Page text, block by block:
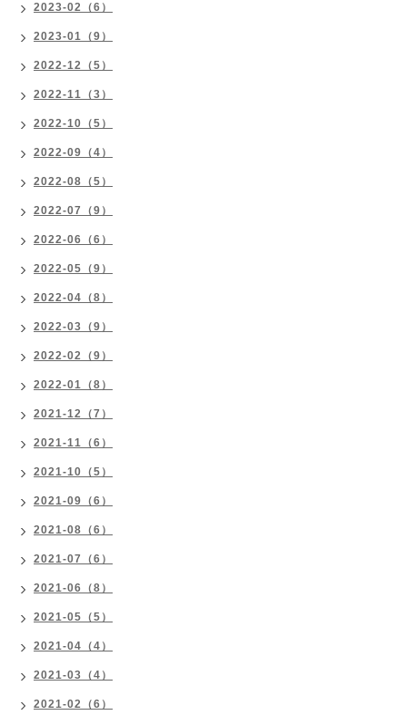
2023-02（6）
2023-01（9）
2022-12（5）
2022-11（3）
2022-10（5）
2022-09（4）
2022-08（5）
2022-07（9）
2022-06（6）
2022-05（9）
2022-04（8）
2022-03（9）
2022-02（9）
2022-01（8）
2021-12（7）
2021-11（6）
2021-10（5）
2021-09（6）
2021-08（6）
2021-07（6）
2021-06（8）
2021-05（5）
2021-04（4）
2021-03（4）
2021-02（6）